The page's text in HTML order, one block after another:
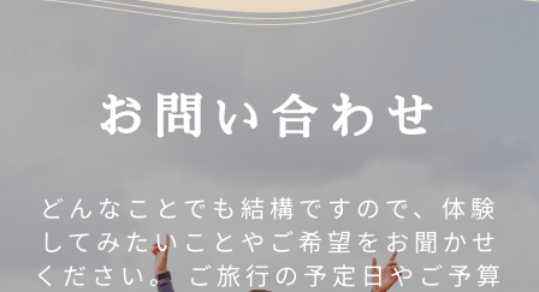
お問い合わせ
どんなことでも結構ですので、体験
してみたいことやご希望をお聞かせ
ください。 ご旅行の予定日やご予算